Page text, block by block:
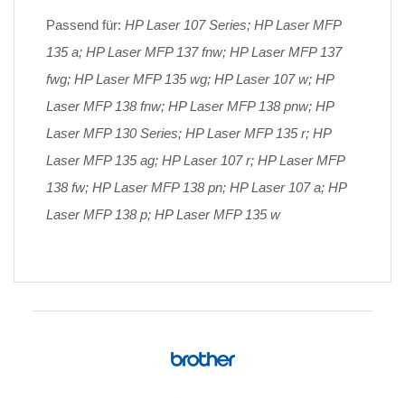
Passend für: HP Laser 107 Series; HP Laser MFP
135 a; HP Laser MFP 137 fnw; HP Laser MFP 137
fwg; HP Laser MFP 135 wg; HP Laser 107 w; HP
Laser MFP 138 fnw; HP Laser MFP 138 pnw; HP
Laser MFP 130 Series; HP Laser MFP 135 r; HP
Laser MFP 135 ag; HP Laser 107 r; HP Laser MFP
138 fw; HP Laser MFP 138 pn; HP Laser 107 a; HP
Laser MFP 138 p; HP Laser MFP 135 w